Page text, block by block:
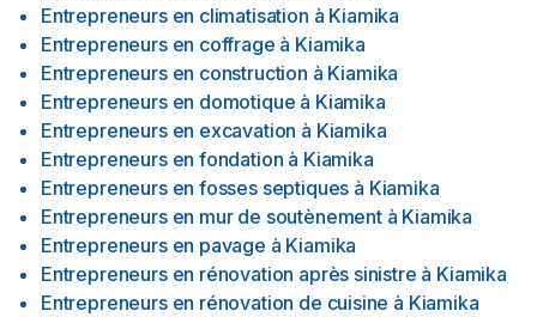
Entrepreneurs en climatisation à Kiamika
Entrepreneurs en coffrage à Kiamika
Entrepreneurs en construction à Kiamika
Entrepreneurs en domotique à Kiamika
Entrepreneurs en excavation à Kiamika
Entrepreneurs en fondation à Kiamika
Entrepreneurs en fosses septiques à Kiamika
Entrepreneurs en mur de soutènement à Kiamika
Entrepreneurs en pavage à Kiamika
Entrepreneurs en rénovation après sinistre à Kiamika
Entrepreneurs en rénovation de cuisine à Kiamika